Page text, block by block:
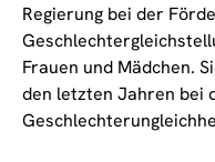
Regierung bei der
Frauen und Mädchen.
den letzten Jahren bei